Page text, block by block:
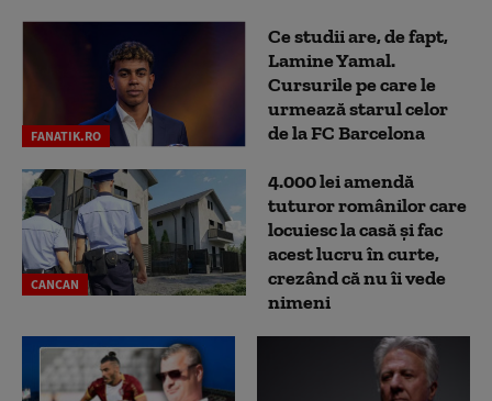
FANATIK.RO
Ce studii are, de fapt,
Lamine Yamal.
Cursurile pe care le
urmează starul celor
de la FC Barcelona
CANCAN
4.000 lei amendă
tuturor românilor care
locuiesc la casă și fac
acest lucru în curte,
crezând că nu îi vede
nimeni